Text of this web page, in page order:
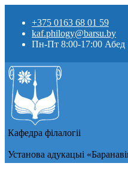
+375 0163 68 01 59
kaf.philogy@barsu.by
Пн-Пт 8:00-17:00 Абед
Кафедра фiлалогii
Установа адукацыi